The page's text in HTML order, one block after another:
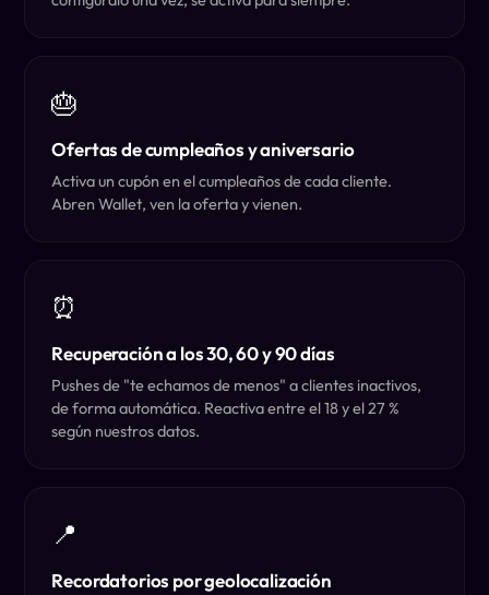
🎂
Ofertas de cumpleaños y aniversario
Activa un cupón en el cumpleaños de cada cliente.
Abren Wallet, ven la oferta y vienen.
⏰
Recuperación a los 30, 60 y 90 días
Pushes de "te echamos de menos" a clientes inactivos,
de forma automática. Reactiva entre el 18 y el 27 %
según nuestros datos.
📍
Recordatorios por geolocalización